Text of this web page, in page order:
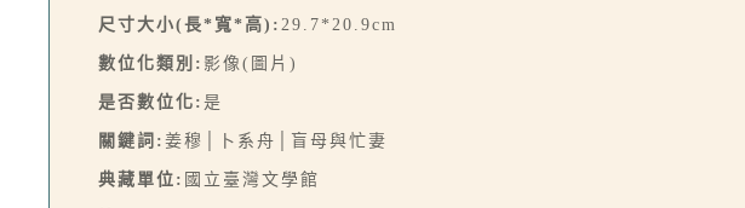
尺寸大小(長*寬*高): 29.7*20.9cm
數位化類別: 影像(圖片)
是否數位化: 是
關鍵詞: 姜穆│卜系舟│盲母與忙妻
典藏單位: 國立臺灣文學館